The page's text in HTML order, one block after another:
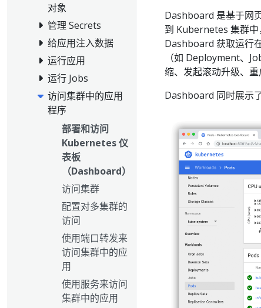
对象
管理 Secrets
给应用注入数据
运行应用
运行 Jobs
访问集群中的应用
程序
部署和访问
Kubernetes 仪
表板
（Dashboard）
访问集群
配置对多集群的
访问
使用端口转发来
访问集群中的应
用
使用服务来访问
集群中的应用
Dashboard 是基于网
到 Kubernetes 集群中
Dashboard 获取运行
（如 Deployment、
缩、发起滚动升级、重
Dashboard 同时展示